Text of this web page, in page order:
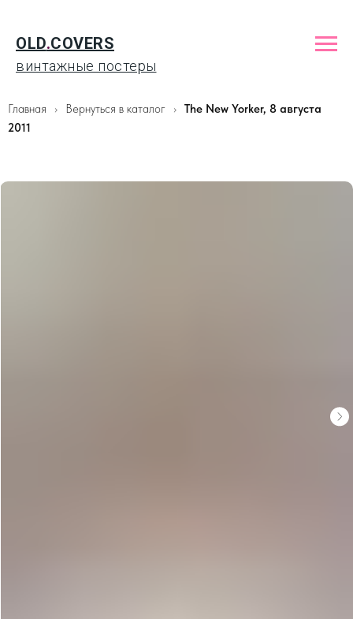
OLD.COVERS
винтажные постеры
Главная Вернуться в каталог
The New Yorker, 8 августа
2011